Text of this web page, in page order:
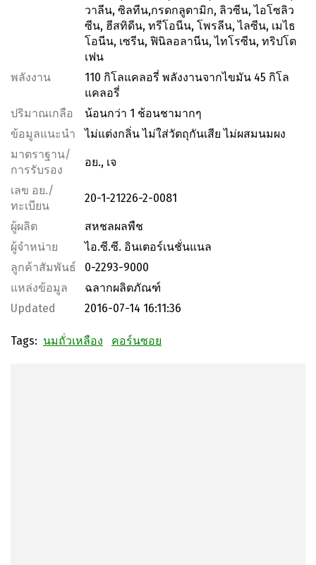
วาลีน, ซิลทีน,กรดกลูตามิก, ลิวซีน, ไอโซลิว
ซีน, ฮีสทิดีน, ทรีโอนีน, โพรลีน, ไลซีน, เมไธ
โอนีน, เซรีน, ฟินิลอลานีน, ไทโรซีน, ทริปโต
เฟน
พลังงาน
110 กิโลแคลอรี่ พลังงานจากไขมัน 45 กิโล
แคลอรี่
ปริมาณเกลือ
น้อนกว่า 1 ช้อนชามากๆ
ข้อมูลแนะนำ
ไม่แต่งกลิ่น ไม่ใส่วัตถุกันเสีย ไม่ผสมนมผง
มาตราฐาน/
การรับรอง
อย., เจ
เลข อย./
ทะเบียน
20-1-21226-2-0081
ผู้ผลิต
สหชลผลพืช
ผู้จำหน่าย
ไอ.ซี.ซี. อินเตอร์เนชั่นแนล
ลูกค้าสัมพันธ์
0-2293-9000
แหล่งข้อมูล
ฉลากผลิตภัณฑ์
Updated
2016-07-14 16:11:36
Tags: นมถั่วเหลือง คอร์นซอย